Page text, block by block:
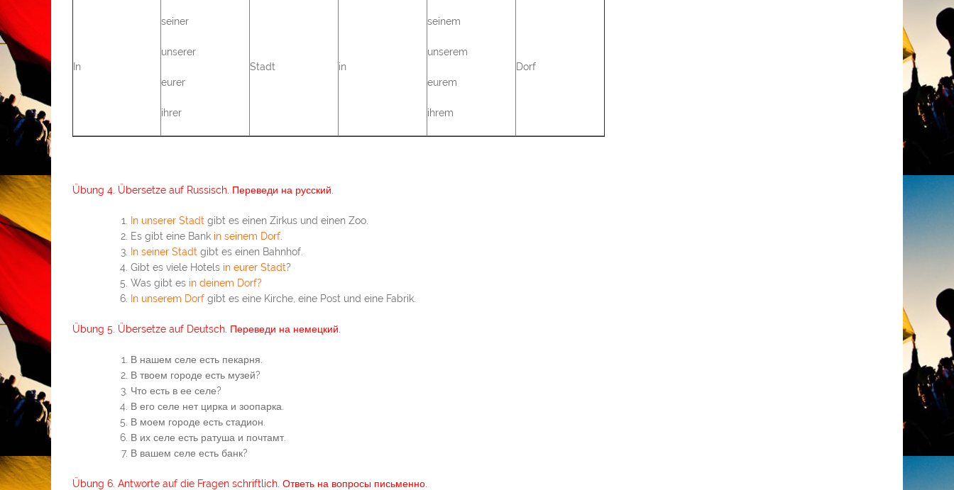
In
seiner
unserer
eurer
ihrer
Stadt in
seinem
unserem
eurem
ihrem
Dorf
Übung 4. Übersetze auf Russisch. Переведи на русский.
In unserer Stadt gibt es einen Zirkus und einen Zoo.
Es gibt eine Bank in seinem Dorf
In seiner Stadt gibt es einen Bahnhof.
Gibt es viele Hotels in eurer Stadt?
Was gibt es in deinem Dorf?
In unserem Dorf gibt es eine Kirche, eine Post und eine Fabrik.
Übung 5. Übersetze auf Deutsch. Переведи на немецкий.
В нашем селе есть пекарня.
В твоем городе есть музей?
Что есть в ее селе?
В его селе нет цирка и зоопарка.
В моем городе есть стадион.
В их селе есть ратуша и почтамт.
В вашем селе есть банк?
Übung 6. Antworte auf die Fragen schriftlich. Ответь на вопросы письменно.